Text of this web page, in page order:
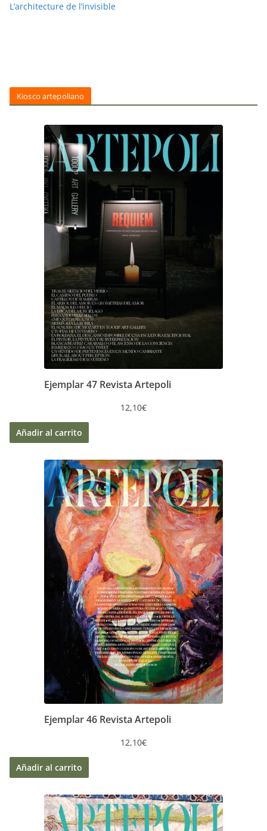
L’architecture de l’invisible
Kiosco artepoliano
Ejemplar 47 Revista Artepoli
12,10€
Añadir al carrito
Ejemplar 46 Revista Artepoli
12,10€
Añadir al carrito